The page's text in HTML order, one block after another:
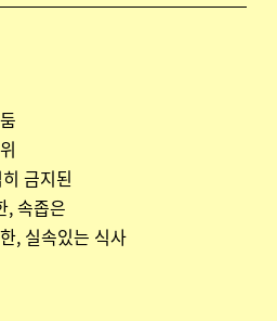
금지된
속좁은
, 실속있는 식사